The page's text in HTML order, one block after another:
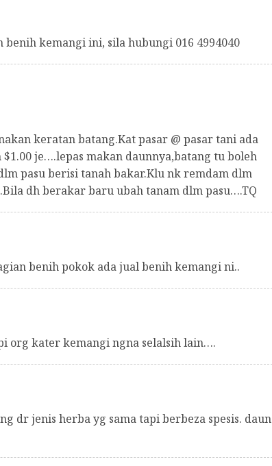
benih kemangi ini, sila hubungi 016 4994040
keratan batang.Kat pasar @ pasar tani ada
je….lepas makan daunnya,batang tu boleh
pasu berisi tanah bakar.Klu nk remdam dlm
dh berakar baru ubah tanam dlm pasu….TQ
benih pokok ada jual benih kemangi ni..
org kater kemangi ngna selalsih lain….
dr jenis herba yg sama tapi berbeza spesis. daun